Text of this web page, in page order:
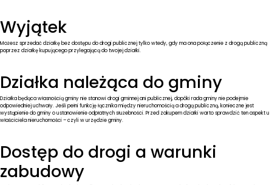
Wyjątek
Możesz sprzedać działkę bez dostępu do drogi publicznej tylko wtedy, gdy ma ona połączenie z drogą publiczną
poprzez działkę kupującego przylegającą do twojej działki.
Działka należąca do gminy
Działka będąca własnością gminy nie stanowi drogi gminnej ani publicznej, dopóki rada gminy nie podejmie
odpowiedniej uchwały. Jeśli pełni funkcję łącznika między nieruchomością a drogą publiczną, konieczne jest
wystąpienie do gminy o ustanowienie odpłatnych służebności. Przed zakupem działki warto sprawdzić ten aspekt u
właściciela nieruchomości – czyli w urzędzie gminy.
Dostęp do drogi a warunki
zabudowy